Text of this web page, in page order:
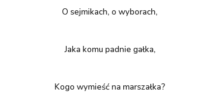
O sejmikach, o wyborach,
Jaka komu padnie gałka,
Kogo wymieść na marszałka?